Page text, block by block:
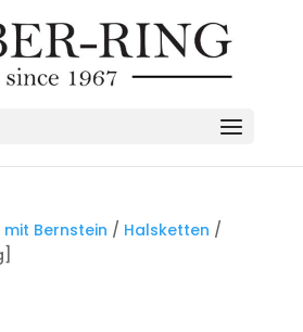
mit Bernstein / Halsketten /